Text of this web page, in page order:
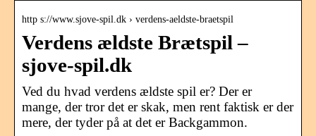
http s://www.sjove-spil.dk › verdens-aeldste-braetspil
Verdens ældste Brætspil –
sjove-spil.dk
Ved du hvad verdens ældste spil er? Der er
mange, der tror det er skak, men rent faktisk er der
mere, der tyder på at det er Backgammon.